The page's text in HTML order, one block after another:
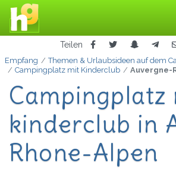
Teilen
Empfang
Themen & Urlaubsideen auf dem
Campingplatz mit Kinderclub
Auvergne-
Campingplatz
kinderclub in
Rhone-Alpen